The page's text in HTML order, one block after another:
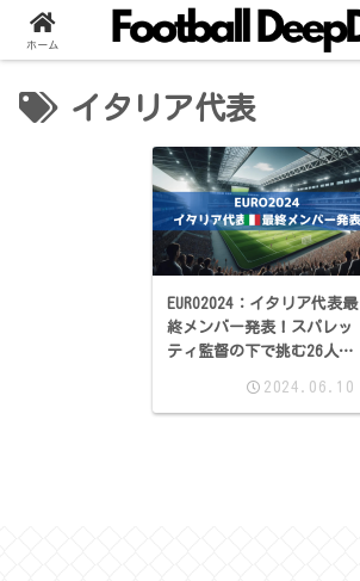
イタリア代表
EURO2024：イタリア代表最
終メンバー発表！スパレッ
ティ監督の下で挑む26人の
2024.06.10
ホーム